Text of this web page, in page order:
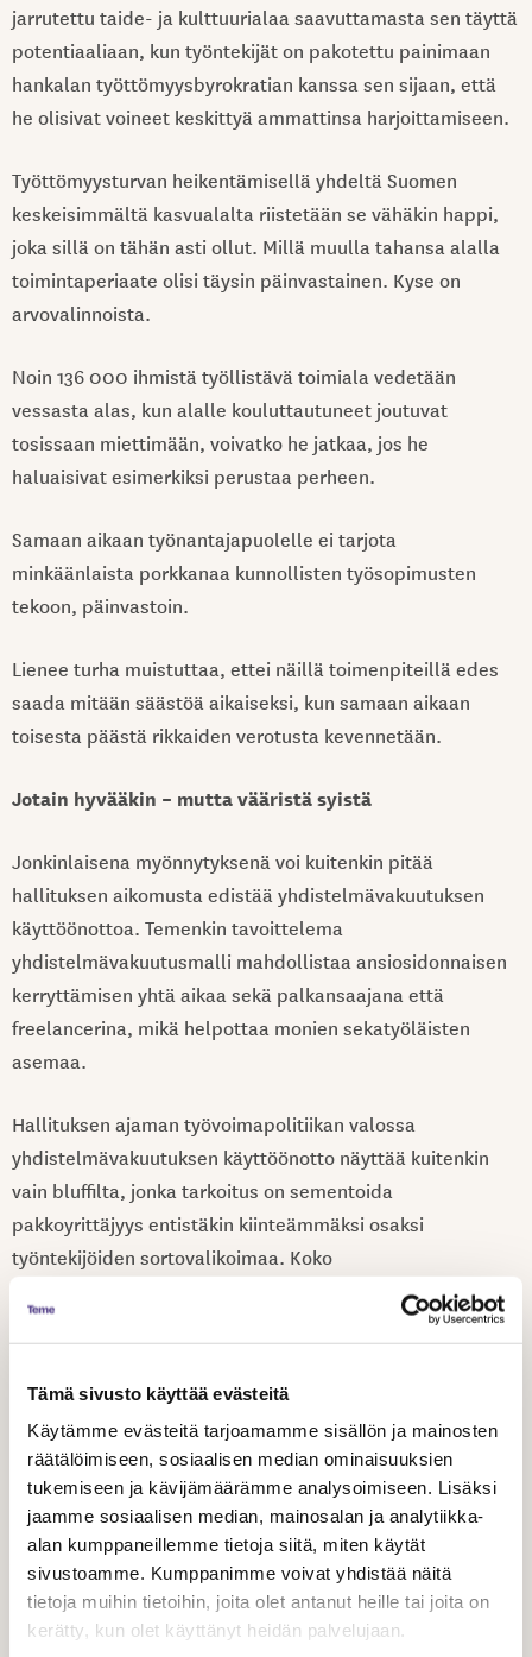
Tämä sivusto käyttää evästeitä
Käytämme evästeitä tarjoamamme sisällön ja mainosten
räätälöimiseen, sosiaalisen median ominaisuuksien
tukemiseen ja kävijämäärämme analysoimiseen. Lisäksi
jaamme sosiaalisen median, mainosalan ja analytiikka-
alan kumppaneillemme tietoja siitä, miten käytät
sivustoamme. Kumppanimme voivat yhdistää näitä
tietoja muihin tietoihin, joita olet antanut heille tai joita on
kerätty, kun olet käyttänyt heidän palvelujaan.
jarrutettu taide- ja kulttuurialaa saavuttamasta sen täyttä
potentiaaliaan, kun työntekijät on pakotettu painimaan
hankalan työttömyysbyrokratian kanssa sen sijaan, että
he olisivat voineet keskittyä ammattinsa harjoittamiseen.
Työttömyysturvan heikentämisellä yhdeltä Suomen
keskeisimmältä kasvualalta riistetään se vähäkin happi,
joka sillä on tähän asti ollut. Millä muulla tahansa alalla
toimintaperiaate olisi täysin päinvastainen. Kyse on
arvovalinnoista.
Noin 136 000 ihmistä työllistävä toimiala vedetään
vessasta alas, kun alalle kouluttautuneet joutuvat
tosissaan miettimään, voivatko he jatkaa, jos he
haluaisivat esimerkiksi perustaa perheen.
Samaan aikaan työnantajapuolelle ei tarjota
minkäänlaista porkkanaa kunnollisten työsopimusten
tekoon, päinvastoin.
Lienee turha muistuttaa, ettei näillä toimenpiteillä edes
saada mitään säästöä aikaiseksi, kun samaan aikaan
toisesta päästä rikkaiden verotusta kevennetään.
Jotain hyvääkin – mutta vääristä syistä
Jonkinlaisena myönnytyksenä voi kuitenkin pitää
hallituksen aikomusta edistää yhdistelmävakuutuksen
käyttöönottoa. Temenkin tavoittelema
yhdistelmävakuutusmalli mahdollistaa ansiosidonnaisen
kerryttämisen yhtä aikaa sekä palkansaajana että
freelancerina, mikä helpottaa monien sekatyöläisten
asemaa.
Hallituksen ajaman työvoimapolitiikan valossa
yhdistelmävakuutuksen käyttöönotto näyttää kuitenkin
vain bluffilta, jonka tarkoitus on sementoida
pakkoyrittäjyys entistäkin kiinteämmäksi osaksi
työntekijöiden sortovalikoimaa. Koko
yhdistelmävakuutukselta putoaa pohja, jos samaan
aikaan ansiosidonnaisen ehtoja kiristetään ja työnantajan
Vakuutuksen lopullinen hyötyjä on jälleen työnantaja.
Teme jatkaa kunnollisten työsopimusten ja
oikeudenmukaisemman työelämän puolesta puhumista.
Järjestäytyminen on nyt tärkeämpää kuin koskaan. Temen
jäsenenä olet mukana edesauttamassa kulttuurin
pysymistä pinnalla kovinakin aikoina. Taistelut ovat vasta
alkamassa.